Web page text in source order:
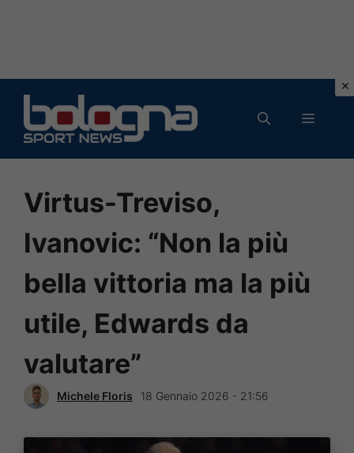
contenuto
MENU
Virtus-Treviso,
Ivanovic: “Non la più
bella vittoria ma la più
utile, Edwards da
valutare”
Michele Floris 18 Gennaio 2026 - 21:56